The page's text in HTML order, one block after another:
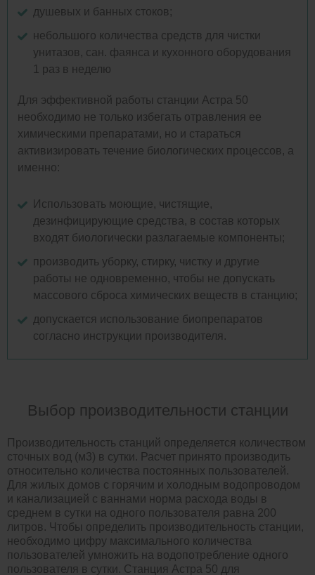
душевых и банных стоков;
небольшого количества средств для чистки
унитазов, сан. фаянса и кухонного оборудования
1 раз в неделю
Для эффективной работы станции Астра 50
необходимо не только избегать отравления ее
химическими препаратами, но и стараться
активизировать течение биологических процессов, а
именно:
Использовать моющие, чистящие,
дезинфицирующие средства, в состав которых
входят биологически разлагаемые компоненты;
производить уборку, стирку, чистку и другие
работы не одновременно, чтобы не допускать
массового сброса химических веществ в станцию;
допускается использование биопрепаратов
согласно инструкции производителя.
Выбор производительности станции
Производительность станций определяется количеством
сточных вод (м3) в сутки. Расчет принято производить
относительно количества постоянных пользователей.
Для жилых домов с горячим и холодным водопроводом
и канализацией с ваннами норма расхода воды в
среднем в сутки на одного пользователя равна 200
литров. Чтобы определить производительность станции,
необходимо цифру максимального количества
пользователей умножить на водопотребление одного
пользователя в сутки. Станция Астра 50 для